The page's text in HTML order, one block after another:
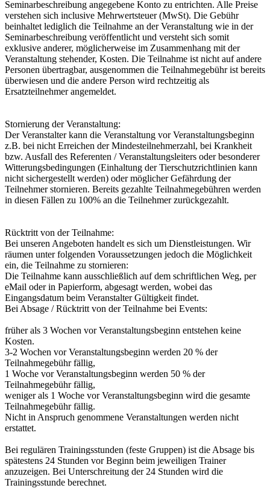
Seminarbeschreibung angegebene Konto zu entrichten. Alle Preise
verstehen sich inclusive Mehrwertsteuer (MwSt). Die Gebühr
beinhaltet lediglich die Teilnahme an der Veranstaltung wie in der
Seminarbeschreibung veröffentlicht und versteht sich somit
exklusive anderer, möglicherweise im Zusammenhang mit der
Veranstaltung stehender, Kosten. Die Teilnahme ist nicht auf andere
Personen übertragbar, ausgenommen die Teilnahmegebühr ist bereits
überwiesen und die andere Person wird rechtzeitig als
Ersatzteilnehmer angemeldet.
Stornierung der Veranstaltung:
Der Veranstalter kann die Veranstaltung vor Veranstaltungsbeginn
z.B. bei nicht Erreichen der Mindesteilnehmerzahl, bei Krankheit
bzw. Ausfall des Referenten / Veranstaltungsleiters oder besonderer
Witterungsbedingungen (Einhaltung der Tierschutzrichtlinien kann
nicht sichergestellt werden) oder möglicher Gefährdung der
Teilnehmer stornieren. Bereits gezahlte Teilnahmegebühren werden
in diesen Fällen zu 100% an die Teilnehmer zurückgezahlt.
Rücktritt von der Teilnahme:
Bei unseren Angeboten handelt es sich um Dienstleistungen. Wir
räumen unter folgenden Voraussetzungen jedoch die Möglichkeit
ein, die Teilnahme zu stornieren:
Die Teilnahme kann ausschließlich auf dem schriftlichen Weg, per
eMail oder in Papierform, abgesagt werden, wobei das
Eingangsdatum beim Veranstalter Gültigkeit findet.
Bei Absage / Rücktritt von der Teilnahme bei Events:
früher als 3 Wochen vor Veranstaltungsbeginn entstehen keine
Kosten.
3-2 Wochen vor Veranstaltungsbeginn werden 20 % der
Teilnahmegebühr fällig,
1 Woche vor Veranstaltungsbeginn werden 50 % der
Teilnahmegebühr fällig,
weniger als 1 Woche vor Veranstaltungsbeginn wird die gesamte
Teilnahmegebühr fällig.
Nicht in Anspruch genommene Veranstaltungen werden nicht
erstattet.
Bei regulären Trainingsstunden (feste Gruppen) ist die Absage bis
spätestens 24 Stunden vor Beginn beim jeweiligen Trainer
anzuzeigen. Bei Unterschreitung der 24 Stunden wird die
Trainingsstunde berechnet.